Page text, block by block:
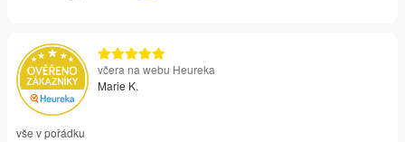
včera na webu Heureka
Marie K.
vše v pořádku